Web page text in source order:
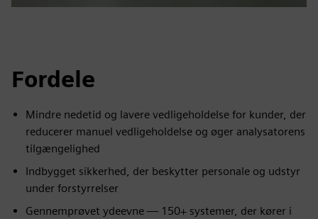
Fordele
Mindre nedetid og lavere vedligeholdelse for kunder, der
reducerer manuel vedligeholdelse og øger analysatorens
tilgængelighed
Indbygget sikkerhed, der beskytter personale og udstyr
under forstyrrelser
Gennemprøvet ydeevne — 150+ systemer, der kører i